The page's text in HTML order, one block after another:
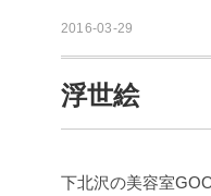
2016-03-29
浮世絵
下北沢の美容室